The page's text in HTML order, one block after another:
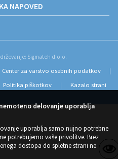
NAPOVED
Sigmateh d.o.o.
Center za varstvo osebnih podatkov |
Politika piškotkov | Kazalo strani
delovanje uporablja
uporablja samo nujno potrebne
potrebujemo vaše privolitve. Brez
dostopa do spletne strani ne